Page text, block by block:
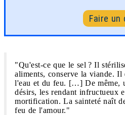
Faire un
"Qu'est-ce que le sel ? Il
aliments, conserve la viande.
l'eau et du feu. […] De même,
désirs, les rendant infructueux
mortification. La sainteté naît
feu de l'amour."